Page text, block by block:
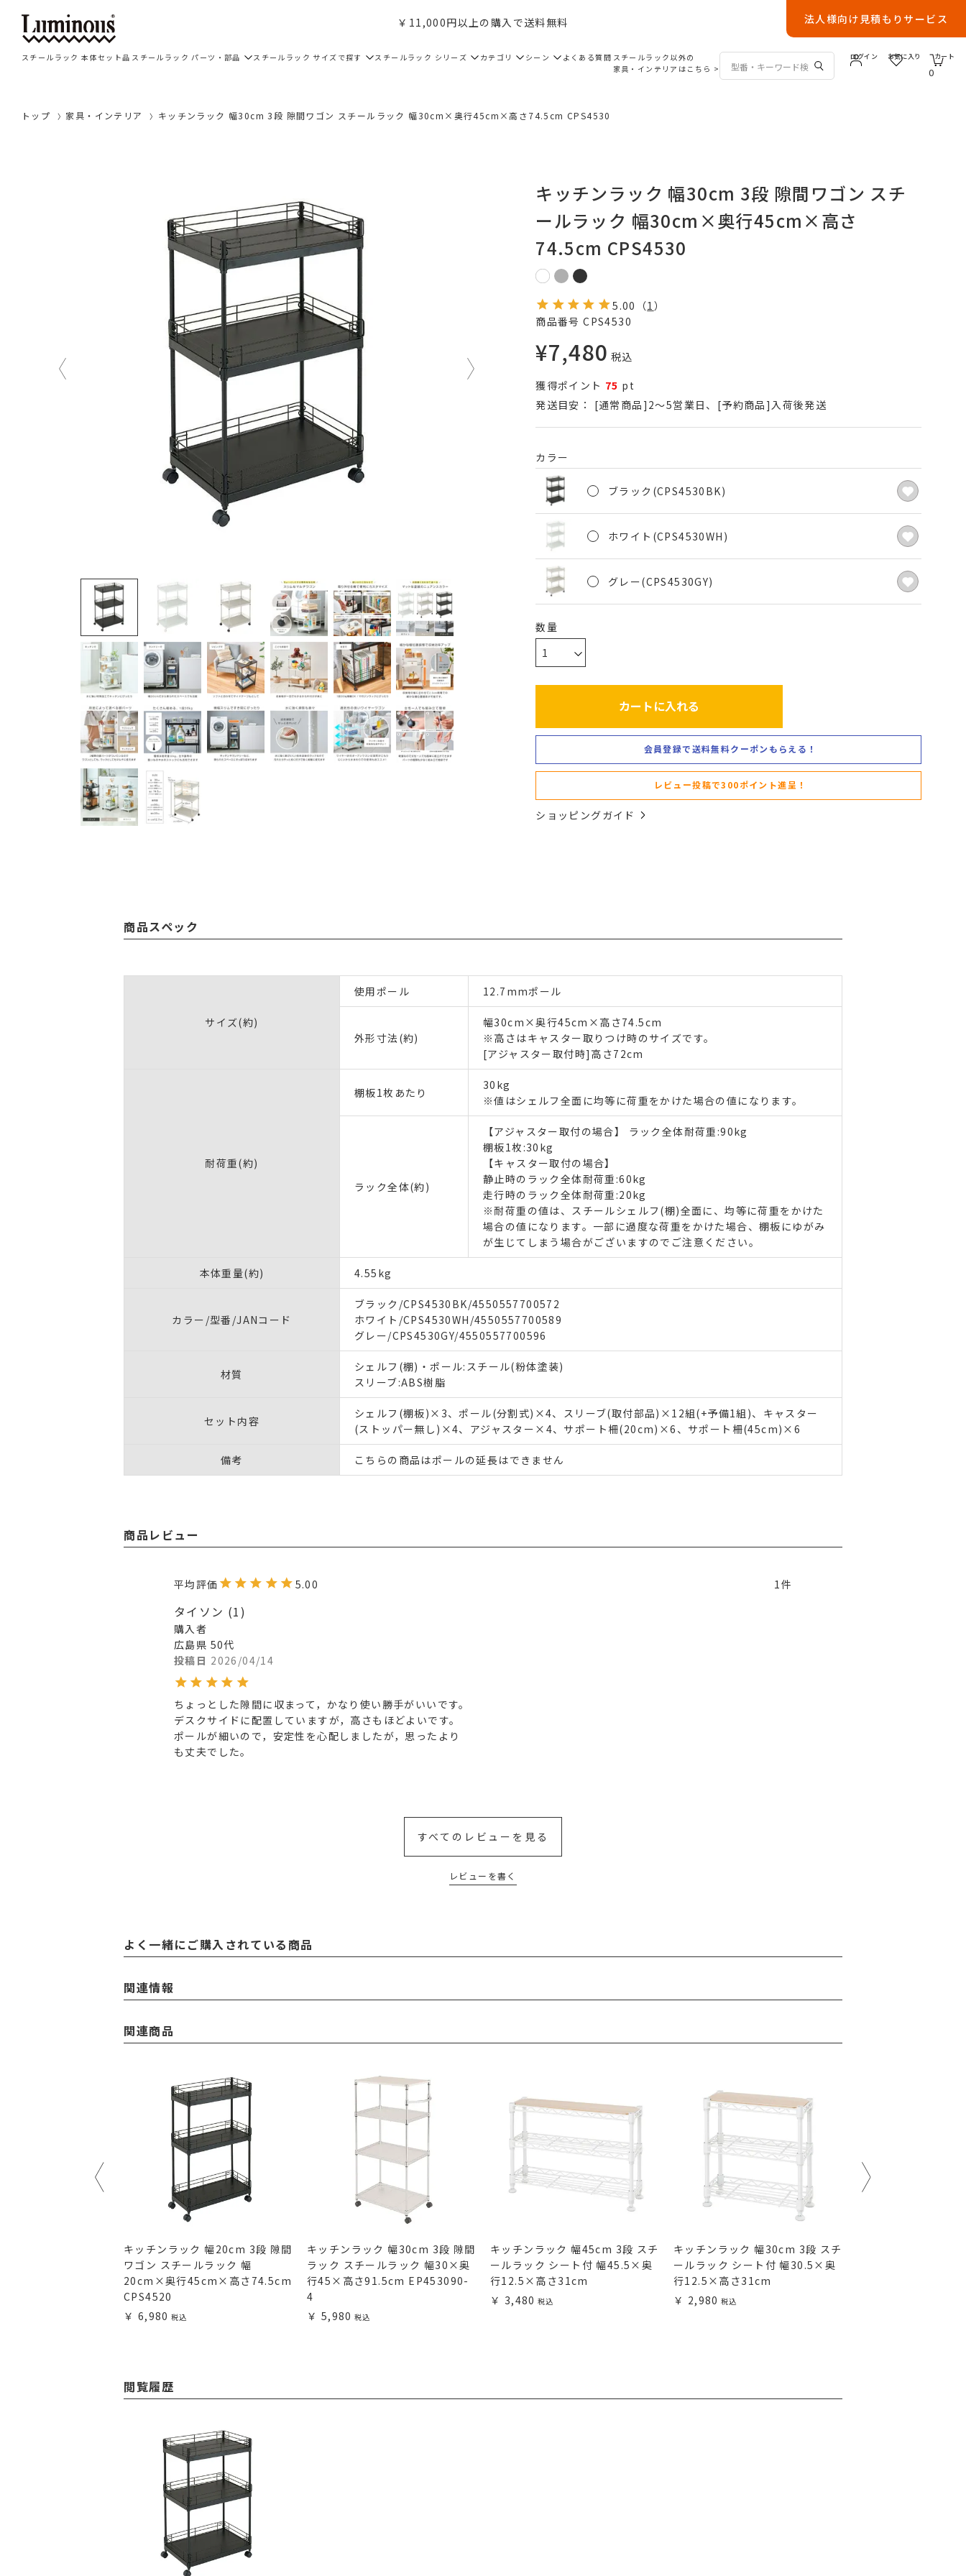
￥11,000円以上の購入で送料無料 法人様向け見積もりサービス
スチールラック 本体セット品 スチールラック パーツ・部品 スチールラック サイズで探す スチールラック シリーズ カテゴリ シーン よくある質問 スチールラック以外の
家具・インテリアはこちら >
ログイン お気に入り
0
カート
トップ 家具・インテリア キッチンラック 幅30cm 3段 隙間ワゴン スチールラック 幅30cm×奥行45cm×高さ74.5cm CPS4530
キッチンラック 幅30cm 3段 隙間ワゴン スチ
ールラック 幅30cm×奥行45cm×高さ
74.5cm CPS4530
5.00 （1）
商品番号 CPS4530
¥7,480 税込
獲得ポイント 75 pt
発送目安：
[通常商品]2～5営業日、[予約商品]入荷後発送
カラー
ブラック(CPS4530BK)
ホワイト(CPS4530WH)
グレー(CPS4530GY)
カートに入れる
会員登録で送料無料クーポンもらえる！
レビュー投稿で300ポイント進呈！
ショッピングガイド
商品スペック
サイズ(約)
使用ポール 12.7mmポール
外形寸法(約)
幅30cm×奥行45cm×高さ74.5cm
※高さはキャスター取りつけ時のサイズです。
[アジャスター取付時]高さ72cm
耐荷重(約)
棚板1枚あたり
30kg
※値はシェルフ全面に均等に荷重をかけた場合の値になります。
ラック全体(約)
【アジャスター取付の場合】 ラック全体耐荷重:90kg
棚板1枚:30kg
【キャスター取付の場合】
静止時のラック全体耐荷重:60kg
走行時のラック全体耐荷重:20kg
※耐荷重の値は、スチールシェルフ(棚)全面に、均等に荷重をかけた
場合の値になります。一部に過度な荷重をかけた場合、棚板にゆがみ
が生じてしまう場合がございますのでご注意ください。
本体重量(約) 4.55kg
カラー/型番/JANコード
ブラック/CPS4530BK/4550557700572
ホワイト/CPS4530WH/4550557700589
グレー/CPS4530GY/4550557700596
材質
シェルフ(棚)・ポール:スチール(粉体塗装)
スリーブ:ABS樹脂
セット内容
シェルフ(棚板)×3、ポール(分割式)×4、スリーブ(取付部品)×12組(+予備1組)、キャスター
(ストッパー無し)×4、アジャスター×4、サポート柵(20cm)×6、サポート柵(45cm)×6
備考 こちらの商品はポールの延長はできません
商品レビュー
5.00 1
タイソン 1
購入者
広島県 50代
投稿日 2026/04/14
ちょっとした隙間に収まって，かなり使い勝手がいいです。
デスクサイドに配置していますが，高さもほどよいです。
ポールが細いので，安定性を心配しましたが，思ったより
も丈夫でした。
すべてのレビューを見る
レビューを書く
よく一緒にご購入されている商品
関連情報
関連商品
キッチンラック 幅20cm 3段 隙間
ワゴン スチールラック 幅
20cm×奥行45cm×高さ74.5cm
CPS4520
6,980
キッチンラック 幅30cm 3段 隙間
ラック スチールラック 幅30×奥
行45×高さ91.5cm EP453090-
4
5,980
キッチンラック 幅45cm 3段 スチ
ールラック シート付 幅45.5×奥
行12.5×高さ31cm
3,480
キッチンラック 幅30cm 3段 スチ
ールラック シート付 幅30.5×奥
行12.5×高さ31cm
2,980
閲覧履歴